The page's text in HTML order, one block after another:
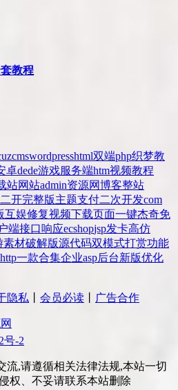
教程
cmswordpresshtml双端php织梦教
卓dede游戏服务端htm视频教程
站网站admin资源网博客整站
二开完整版主题支付二次开发com
互娱修复视频下载页面一键杰奇免
端接口响应ecshopjsp发卡高仿
素材破解版源代码双模式打赏功能
http一款合集企业asp后台新版优化
隐私 会员必读 广告合作
号-2
流,请遵循相关法律法规,本站一切
权、不妥请联系本站删除